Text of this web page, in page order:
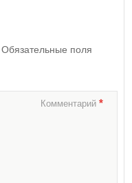
Обязательные поля
Комментарий*